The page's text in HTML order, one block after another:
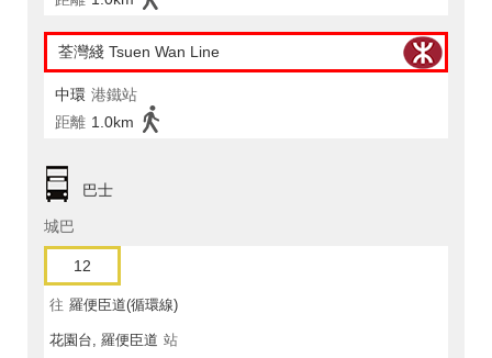
荃灣綫 Tsuen Wan Line
中環 港鐵站
距離 1.0km
巴士
城巴
12
往 羅便臣道(循環線)
花園台, 羅便臣道 站